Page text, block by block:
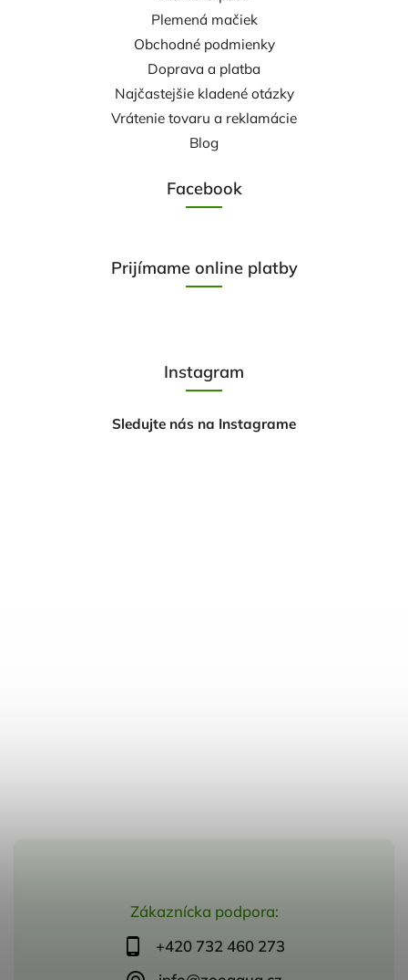
Zákaznícka podpora:
+420 732 460 273
Plemená mačiek
Obchodné podmienky
Doprava a platba
Najčastejšie kladené otázky
Vrátenie tovaru a reklamácie
Blog
Facebook
Prijímame online platby
Instagram
Sledujte nás na Instagrame